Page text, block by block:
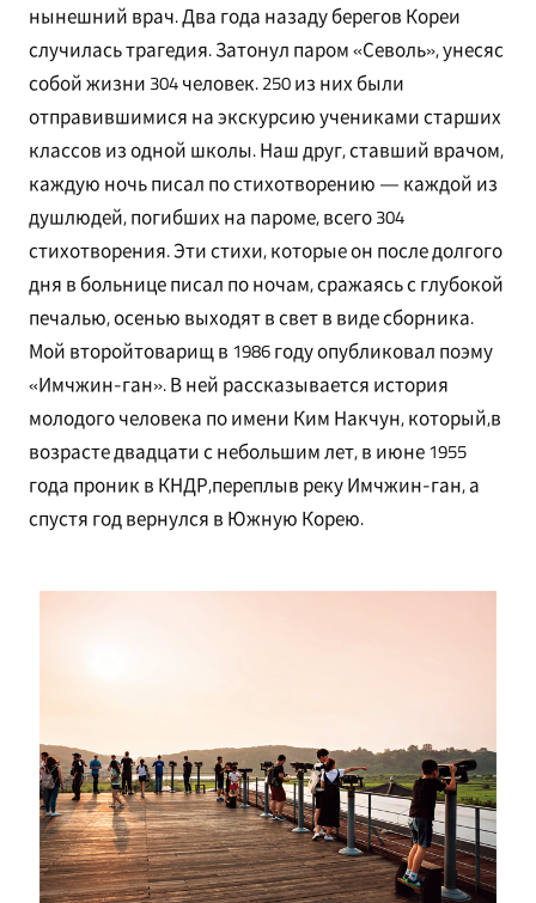
нынешний врач. Два года назаду берегов Кореи
случилась трагедия. Затонул паром «Севоль», унесяс
собой жизни 304 человек. 250 из них были
отправившимися на экскурсию учениками старших
классов из одной школы. Наш друг, ставший врачом,
каждую ночь писал по стихотворению — каждой из
душлюдей, погибших на пароме, всего 304
стихотворения. Эти стихи, которые он после долгого
дня в больнице писал по ночам, сражаясь с глубокой
печалью, осенью выходят в свет в виде сборника.
Мой второйтоварищ в 1986 году опубликовал поэму
«Имчжин-ган». В ней рассказывается история
молодого человека по имени Ким Накчун, который,в
возрасте двадцати с небольшим лет, в июне 1955
года проник в КНДР,переплыв реку Имчжин-ган, а
спустя год вернулся в Южную Корею.